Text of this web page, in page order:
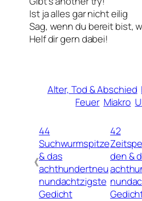
Ist ja alles gar nicht eilig
Sag, wenn du bereit bist,
Helf dir gern dabei!
Alter, Tod & Abschied
Feuer Miakro
《
44
Suchwurmspitze
& das
achthundertneu
nundachtzigste
Gedicht
42
den &